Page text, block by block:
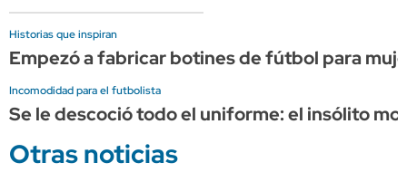
Historias que inspiran
Empezó a fabricar botines de fútbol para
Incomodidad para el futbolista
Se le descoció todo el uniforme: el insólito
Otras noticias